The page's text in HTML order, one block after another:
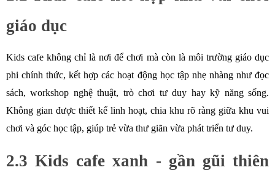
giáo dục
Kids cafe không chỉ là nơi để chơi mà còn là môi trường giáo dục
phi chính thức, kết hợp các hoạt động học tập nhẹ nhàng như đọc
sách, workshop nghệ thuật, trò chơi tư duy hay kỹ năng sống.
Không gian được thiết kế linh hoạt, chia khu rõ ràng giữa khu vui
chơi và góc học tập, giúp trẻ vừa thư giãn vừa phát triển tư duy.
2.3 Kids cafe xanh - gần gũi thiên